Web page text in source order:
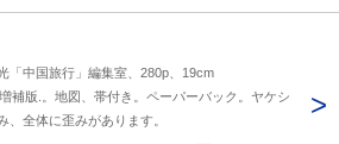
「中国旅行」編集室、280p、19cm
補版.。地図、帯付き。ペーパーバック。ヤケシ
、全体に歪みがあります。